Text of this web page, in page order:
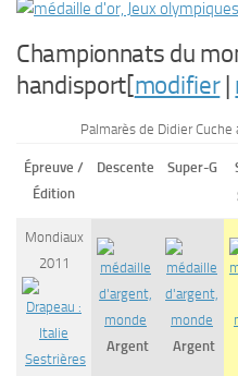
Championnats du
handisport[modifier|
Palmarès de Didier
Épreuve /
Édition
Descente Super-G
Mondiaux
2011
Sestrières
Argent Argent